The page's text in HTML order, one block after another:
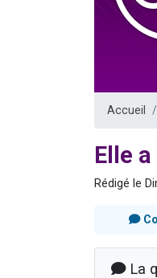
Accueil
Elle
Rédigé le
La